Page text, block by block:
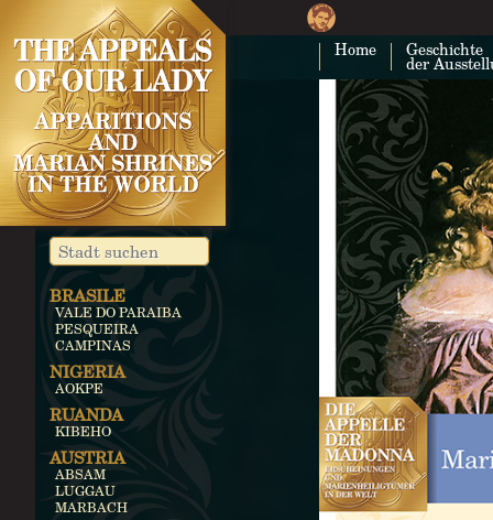
Home Geschichte
der
BRASILE
VALE DO PARAIBA
PESQUEIRA
CAMPINAS
NIGERIA
AOKPE
RUANDA
KIBEHO
AUSTRIA
ABSAM
LUGGAU
MARBACH